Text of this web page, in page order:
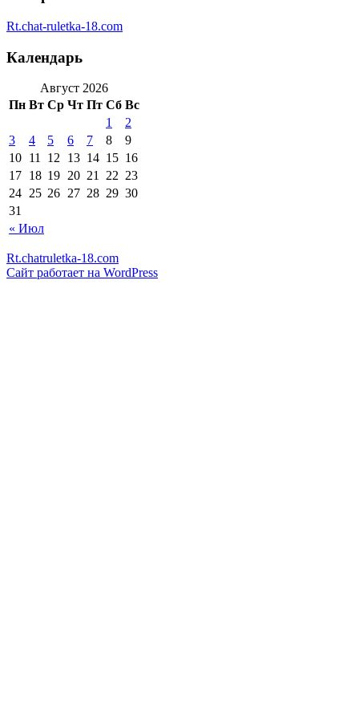
Rt.chat-ruletka-18.com
Календарь
Август 2026
Пн Вт Ср Чт Пт Сб Вс
« Июл
1
2
3
4 5 6 7 8
9
10 11 12 13 14 15 16
17 18 19 20 21 22 23
24 25 26 27 28 29 30
31
Rt.chatruletka-18.com
Сайт работает на WordPress